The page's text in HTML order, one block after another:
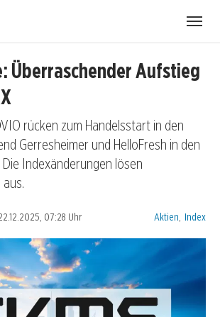
Überraschender Aufstieg
rücken zum Handelsstart in den
Gerresheimer und HelloFresh in den
Indexänderungen lösen
07:28 Uhr Kategorien:
Aktien Index